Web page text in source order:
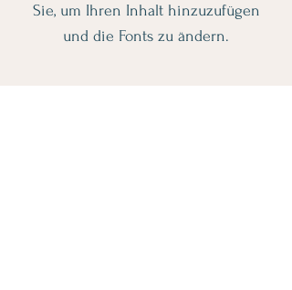
Sie, um Ihren Inhalt hinzuzufügen
und die Fonts zu ändern.